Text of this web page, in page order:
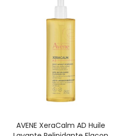
AVENE XeraCalm AD Huile